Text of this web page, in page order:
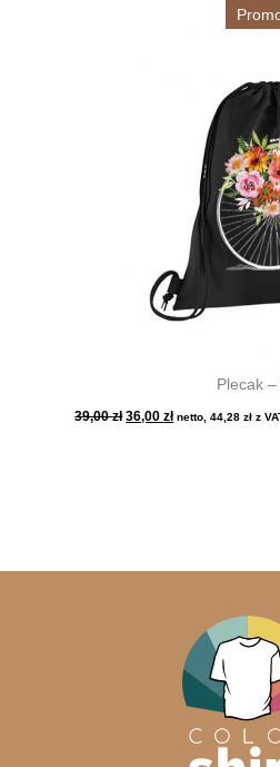
Plecak
39,00złPierwotna
cena
36,00złAktualna
cena
netto,44,28zł z